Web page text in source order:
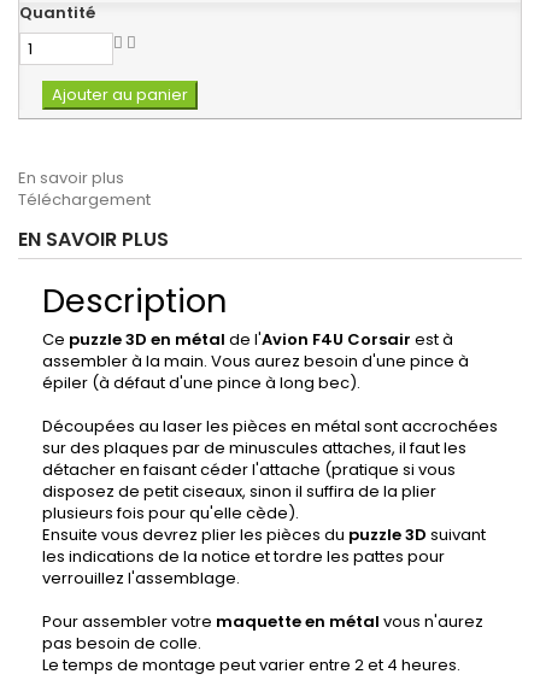
Quantité
Ajouter au panier
En savoir plus
Téléchargement
EN SAVOIR PLUS
Description
Ce puzzle 3D en métal de l'Avion F4U Corsair est à
assembler à la main. Vous aurez besoin d'une pince à
épiler (à défaut d'une pince à long bec).
Découpées au laser les pièces en métal sont accrochées
sur des plaques par de minuscules attaches, il faut les
détacher en faisant céder l'attache (pratique si vous
disposez de petit ciseaux, sinon il suffira de la plier
plusieurs fois pour qu'elle cède).
Ensuite vous devrez plier les pièces du puzzle 3D suivant
les indications de la notice et tordre les pattes pour
verrouillez l'assemblage.
Pour assembler votre maquette en métal vous n'aurez
pas besoin de colle.
Le temps de montage peut varier entre 2 et 4 heures.